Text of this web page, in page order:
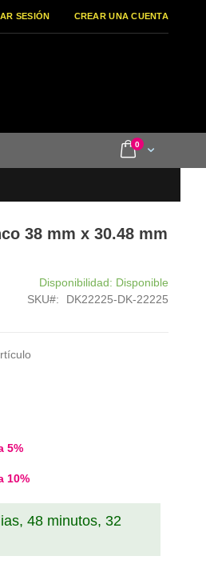
SESIÓN CREAR UNA CUENTA
Cart
0items
38 mm x 30.48 mm
Disponibilidad: Disponible
SKU
DK22225-DK-22225
5%
10%
48 minutos, 31